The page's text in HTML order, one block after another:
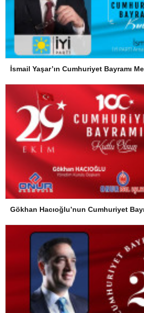
İsmail Yaşar’ın Cumhuriyet Bayramı
Gökhan Hacıoğlu’nun Cumhuriyet